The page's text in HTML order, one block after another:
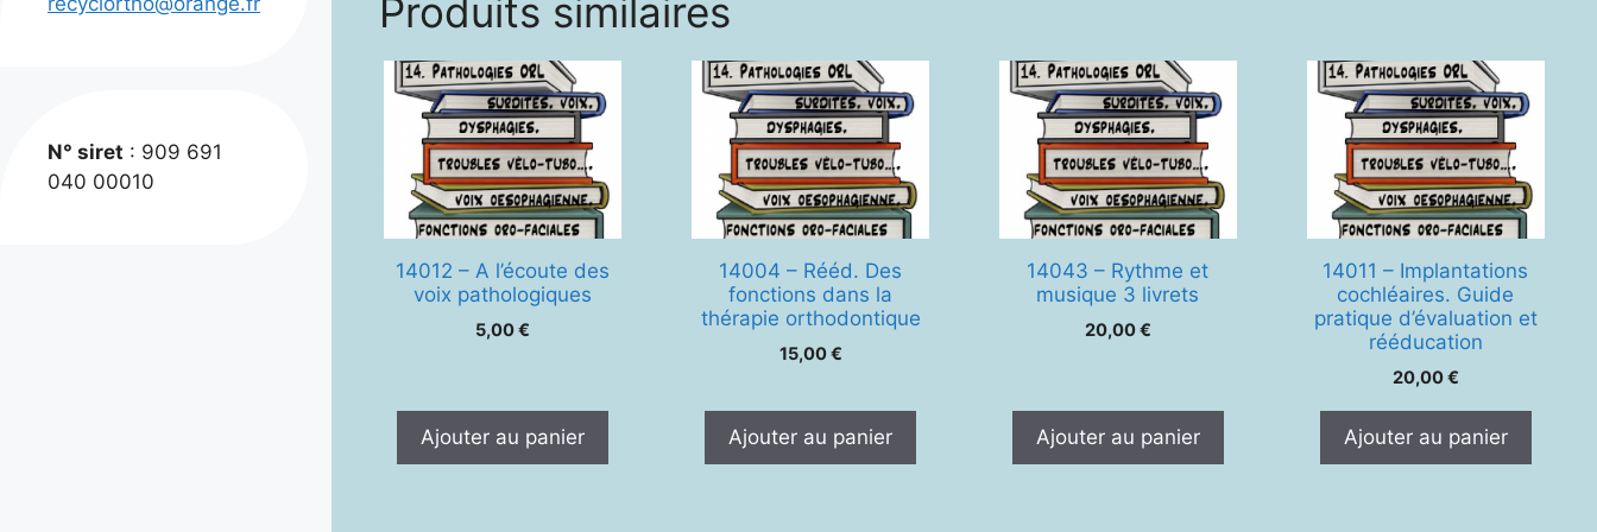
Produits similaires
14012 – A l’écoute des
voix pathologiques
5,00€
Ajouter au panier
14004 – Rééd. Des
fonctions dans la
thérapie orthodontique
15,00€
Ajouter au panier
14043 – Rythme et
musique 3 livrets
20,00€
Ajouter au panier
14011 – Implantations
cochléaires. Guide
pratique d’évaluation et
rééducation
20,00€
Ajouter au panier
N° siret : 909 691
040 00010